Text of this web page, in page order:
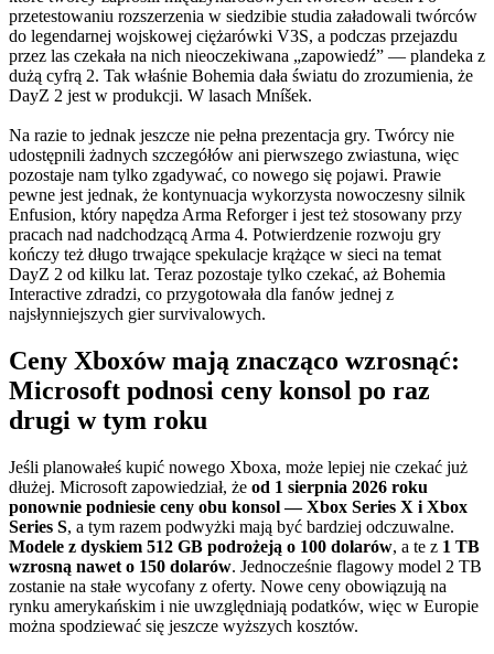
przetestowaniu rozszerzenia w siedzibie studia załadowali twórców
do legendarnej wojskowej ciężarówki V3S, a podczas przejazdu
przez las czekała na nich nieoczekiwana „zapowiedź” — plandeka z
dużą cyfrą 2. Tak właśnie Bohemia dała światu do zrozumienia, że
DayZ 2 jest w produkcji. W lasach Mníšek.
Na razie to jednak jeszcze nie pełna prezentacja gry. Twórcy nie
udostępnili żadnych szczegółów ani pierwszego zwiastuna, więc
pozostaje nam tylko zgadywać, co nowego się pojawi. Prawie
pewne jest jednak, że kontynuacja wykorzysta nowoczesny silnik
Enfusion, który napędza Arma Reforger i jest też stosowany przy
pracach nad nadchodzącą Arma 4. Potwierdzenie rozwoju gry
kończy też długo trwające spekulacje krążące w sieci na temat
DayZ 2 od kilku lat. Teraz pozostaje tylko czekać, aż Bohemia
Interactive zdradzi, co przygotowała dla fanów jednej z
najsłynniejszych gier survivalowych.
Ceny Xboxów mają znacząco wzrosnąć:
Microsoft podnosi ceny konsol po raz
drugi w tym roku
Jeśli planowałeś kupić nowego Xboxa, może lepiej nie czekać już
dłużej. Microsoft zapowiedział, że od 1 sierpnia 2026 roku
ponownie podniesie ceny obu konsol — Xbox Series X i Xbox
Series S, a tym razem podwyżki mają być bardziej odczuwalne.
Modele z dyskiem 512 GB podrożeją o 100 dolarów, a te z 1 TB
wzrosną nawet o 150 dolarów. Jednocześnie flagowy model 2 TB
zostanie na stałe wycofany z oferty. Nowe ceny obowiązują na
rynku amerykańskim i nie uwzględniają podatków, więc w Europie
można spodziewać się jeszcze wyższych kosztów.